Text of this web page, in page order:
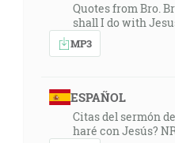
Quotes from Bro.
shall I do with
MP3
ESPAÑOL
Citas del sermón
haré con Jesús?